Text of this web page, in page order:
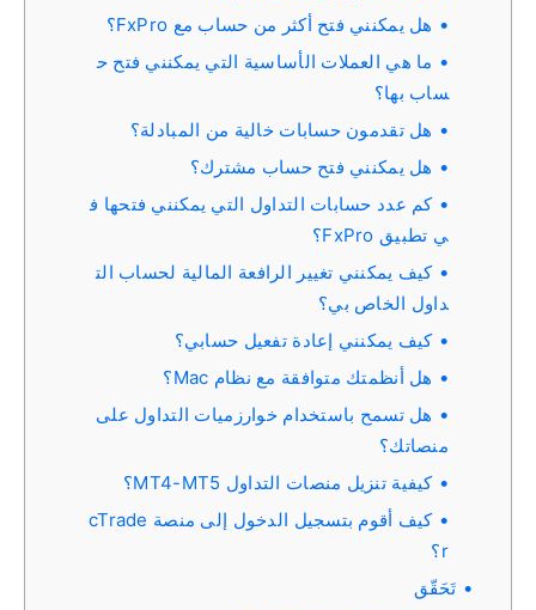
هل يمكنني فتح أكثر من حساب مع FxPro؟
ما هي العملات الأساسية التي يمكنني فتح ح
ساب بها؟
هل تقدمون حسابات خالية من المبادلة؟
هل يمكنني فتح حساب مشترك؟
كم عدد حسابات التداول التي يمكنني فتحها ف
ي تطبيق FxPro؟
كيف يمكنني تغيير الرافعة المالية لحساب الت
داول الخاص بي؟
كيف يمكنني إعادة تفعيل حسابي؟
هل أنظمتك متوافقة مع نظام Mac؟
هل تسمح باستخدام خوارزميات التداول على
منصاتك؟
كيفية تنزيل منصات التداول MT4-MT5؟
كيف أقوم بتسجيل الدخول إلى منصة cTrade
r؟
تَحَقّق